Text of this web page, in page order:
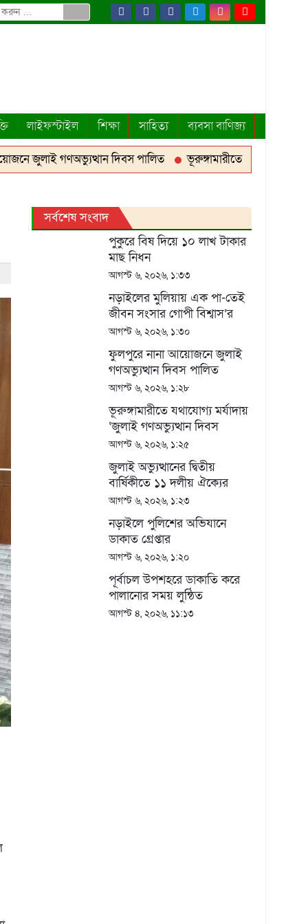
লাইফস্টাইল শিক্ষা সাহিত্য ব্যবসা বাণিজ্য
গণঅভ্যুত্থান দিবস পালিত
ভূরুঙ্গামারীতে যথাযোগ্য মর্যাদায়
সর্বশেষ সংবাদ
পুকুরে বিষ দিয়ে ১০ লাখ টাকার
মাছ নিধন
আগস্ট ৬, ২০২৬, ১:৩৩
নড়াইলের মুলিয়ায় এক পা-তেই
জীবন সংসার গোপী বিশ্বাস’র
প্রতিবন্ধী জীবনটাই যেন অভিশাপ
আগস্ট ৬, ২০২৬, ১:৩০
ফুলপুরে নানা আয়োজনে জুলাই
গণঅভ্যুত্থান দিবস পালিত
আগস্ট ৬, ২০২৬, ১:২৮
ভূরুঙ্গামারীতে যথাযোগ্য মর্যাদায়
‘জুলাই গণঅভ্যুত্থান দিবস
২০২৬’ পালিতঃ সংবর্ধনা ও
আলোচনা সভা অনুষ্ঠিত
আগস্ট ৬, ২০২৬, ১:২৫
জুলাই অভ্যুত্থানের দ্বিতীয়
বার্ষিকীতে ১১ দলীয় ঐক্যের
মিছিল ও সমাবেশ
আগস্ট ৬, ২০২৬, ১:২৩
নড়াইলে পুলিশের অভিযানে
ডাকাত গ্রেপ্তার
আগস্ট ৬, ২০২৬, ১:২০
পূর্বাচল উপশহরে ডাকাতি করে
পালানোর সময় লুন্ঠিত
মালামালসহ ছয় ডাকাত গ্রেফতার
আগস্ট ৪, ২০২৬, ১১:১৩